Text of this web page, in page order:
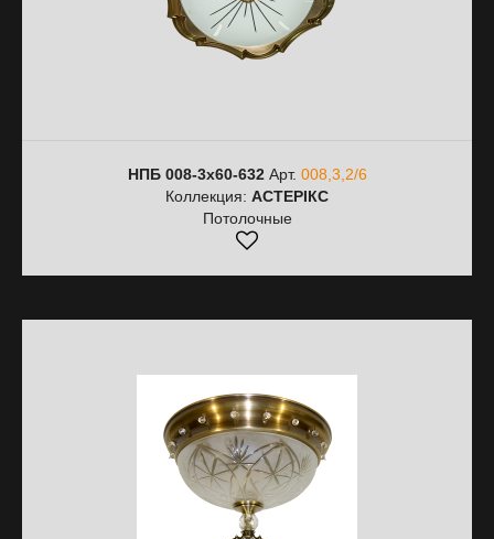
НПБ 008-3х60-632Арт. 008,3,2/6
Коллекция: АСТЕРІКС
Потолочные